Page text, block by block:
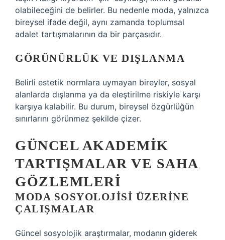
olabileceğini de belirler. Bu nedenle moda, yalnızca
bireysel ifade değil, aynı zamanda toplumsal
adalet tartışmalarının da bir parçasıdır.
GÖRÜNÜRLÜK VE DIŞLANMA
Belirli estetik normlara uymayan bireyler, sosyal
alanlarda dışlanma ya da eleştirilme riskiyle karşı
karşıya kalabilir. Bu durum, bireysel özgürlüğün
sınırlarını görünmez şekilde çizer.
GÜNCEL AKADEMIK
TARTIŞMALAR VE SAHA
GÖZLEMLERI
MODA SOSYOLOJISI ÜZERINE
ÇALIŞMALAR
Güncel sosyolojik araştırmalar, modanın giderek